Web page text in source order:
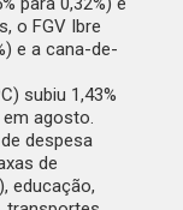
o FGV Ibre
e a cana-de-
subiu 1,43%
agosto.
despesa
de
educação,